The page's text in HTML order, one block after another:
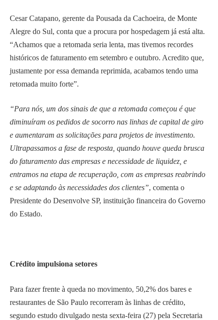
Cesar Catapano, gerente da Pousada da Cachoeira, de Monte
Alegre do Sul, conta que a procura por hospedagem já está alta.
“Achamos que a retomada seria lenta, mas tivemos recordes
históricos de faturamento em setembro e outubro. Acredito que,
justamente por essa demanda reprimida, acabamos tendo uma
retomada muito forte”.
“Para nós, um dos sinais de que a retomada começou é que
diminuíram os pedidos de socorro nas linhas de capital de giro
e aumentaram as solicitações para projetos de investimento.
Ultrapassamos a fase de resposta, quando houve queda brusca
do faturamento das empresas e necessidade de liquidez, e
entramos na etapa de recuperação, com as empresas reabrindo
e se adaptando às necessidades dos clientes”, comenta o
Presidente do Desenvolve SP, instituição financeira do Governo
do Estado.
Crédito impulsiona setores
Para fazer frente à queda no movimento, 50,2% dos bares e
restaurantes de São Paulo recorreram às linhas de crédito,
segundo estudo divulgado nesta sexta-feira (27) pela Secretaria